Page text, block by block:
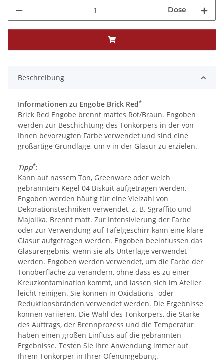
Dose
Beschreibung
Informationen zu Engobe Brick Red*
Brick Red Engobe brennt mattes Rot/Braun. Engoben
werden zur Beschichtung des Tonkörpers in der von
Ihnen bevorzugten Farbe verwendet und sind eine
großartige Grundlage, um v in der Glasur zu erzielen.
Tipp*:
Kann auf nassem Ton, Greenware oder weich
gebranntem Kegel 04 Biskuit aufgetragen werden.
Engoben werden häufig für eine Vielzahl von
Dekorationstechniken verwendet, z. B. Sgraffito und
Majolika. Brennt matt. Zur Intensivierung der Farbe
oder zur Verwendung auf Tafelgeschirr kann eine klare
Glasur aufgetragen werden. Engoben beeinflussen das
Glasurergebnis, wenn sie als Unterlage verwendet
werden. Engoben werden verwendet, um die Farbe der
Tonoberfläche zu verändern, ohne dass es zu einer
Kreuzkontamination kommt, und lassen sich im Atelier
leicht reinigen. Sie können in Oxidations- oder
Reduktionsbränden verwendet werden. Die Ergebnisse
können variieren. Die Wahl des Tonkörpers, die Stärke
des Auftrags, der Brennprozess und die Temperatur
haben einen großen Einfluss auf die gebrannten
Ergebnisse. Testen Sie Ihre Anwendung immer auf
Ihrem Tonkörper in Ihrer Ofenumgebung.